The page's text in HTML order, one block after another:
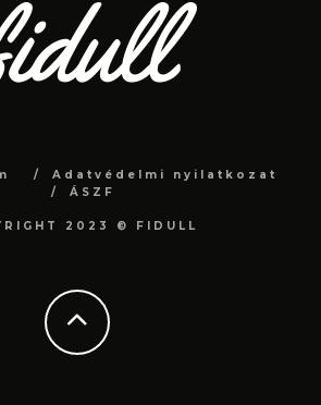
Adatvédelmi nyilatkozat
ÁSZF
2023 © FIDULL